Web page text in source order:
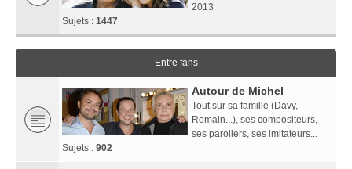
2013
Sujets : 1447
Entre fans
Autour de Michel
Tout sur sa famille (Davy,
Romain...), ses compositeurs,
ses paroliers, ses imitateurs...
Sujets : 902